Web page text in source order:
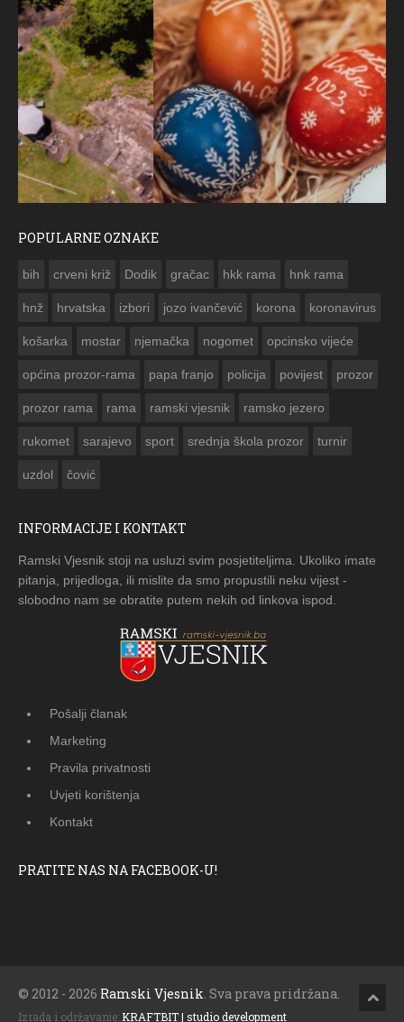
POPULARNE OZNAKE
bih crveni križ Dodik gračac hkk rama hnk rama
hnž hrvatska izbori jozo ivančević korona koronavirus
košarka mostar njemačka nogomet opcinsko vijeće
općina prozor-rama papa franjo policija povijest prozor
prozor rama rama ramski vjesnik ramsko jezero
rukomet sarajevo sport srednja škola prozor turnir
uzdol čović
INFORMACIJE I KONTAKT
Ramski Vjesnik stoji na usluzi svim posjetiteljima. Ukoliko imate
pitanja, prijedloga, ili mislite da smo propustili neku vijest -
slobodno nam se obratite putem nekih od linkova ispod.
Pošalji članak
Marketing
Pravila privatnosti
Uvjeti korištenja
Kontakt
PRATITE NAS NA FACEBOOK-U!
© 2012 - 2026 Ramski Vjesnik . Sva prava pridržana.
Izrada i održavanje: KRAFTBIT | studio development